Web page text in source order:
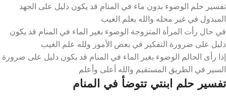
تفسير حلم الوضوء بدون ماء في المنام قد يكون دليل على الجهد
المبذول في غير محله والله يعلم الغيب
في حال رأت المرأة المتزوجة الوضوء بغير الماء في المنام قد يكون
دليل على ضرورة التفكير في بعض الأمور ولله علم الغيب
إذا رأى الحالم الوضوء بغير الماء في المنام قد يكون دليل على ضرورة
السير في الطريق المستقيم والله أعلى وأعلم
تفسير حلم ابنتي تتوضأ في المنام